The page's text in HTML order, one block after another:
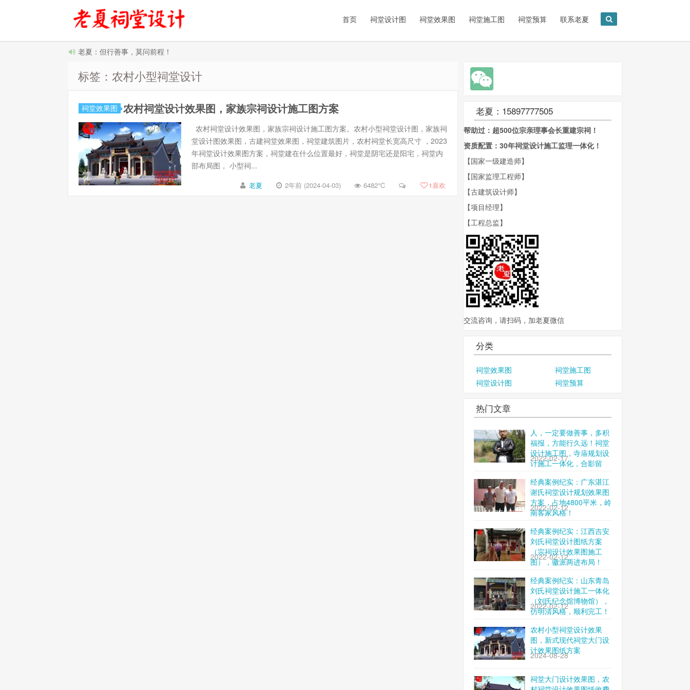
首页 祠堂设计图 祠堂效果图 祠堂施工图 祠堂预算 联系老夏
老夏：但行善事，莫问前程！
标签：农村小型祠堂设计
祠堂效果图 农村祠堂设计效果图，家族宗祠设计施工图方案
农村祠堂设计效果图，家族宗祠设计施工图方案。农村小型祠堂设计图，家族祠
堂设计图效果图，古建祠堂效果图，祠堂建筑图片，农村祠堂长宽高尺寸 ，2023
年祠堂设计效果图方案，祠堂建在什么位置最好，祠堂是阴宅还是阳宅，祠堂内
部布局图， 小型祠...
老夏 2年前 (2024-04-03) 6482℃ 1喜欢
老夏：15897777505
帮助过：超500位宗亲理事会长重建宗祠！
资质配置：30年祠堂设计施工监理一体化！
【国家一级建造师】
【国家监理工程师】
【古建筑设计师】
【项目经理】
【工程总监】
交流咨询，请扫码，加老夏微信
分类
祠堂效果图
祠堂施工图
祠堂设计图
祠堂预算
热门文章
人，一定要做善事，多积
福报，方能行久远！祠堂
设计施工图，寺庙规划设
计施工一体化，合影留
念！
2022-02-17
经典案例纪实：广东湛江
谢氏祠堂设计规划效果图
方案，占地4800平米，岭
南客家风格！
2022-02-12
经典案例纪实：江西吉安
刘氏祠堂设计图纸方案
（宗祠设计效果图施工
图），徽派两进布局！
2022-02-12
经典案例纪实：山东青岛
刘氏祠堂设计施工一体化
（刘氏纪念馆博物馆），
仿明清风格，顺利完工！
2022-02-12
农村小型祠堂设计效果
图，新式现代祠堂大门设
计效果图纸方案
2024-08-28
祠堂大门设计效果图，农